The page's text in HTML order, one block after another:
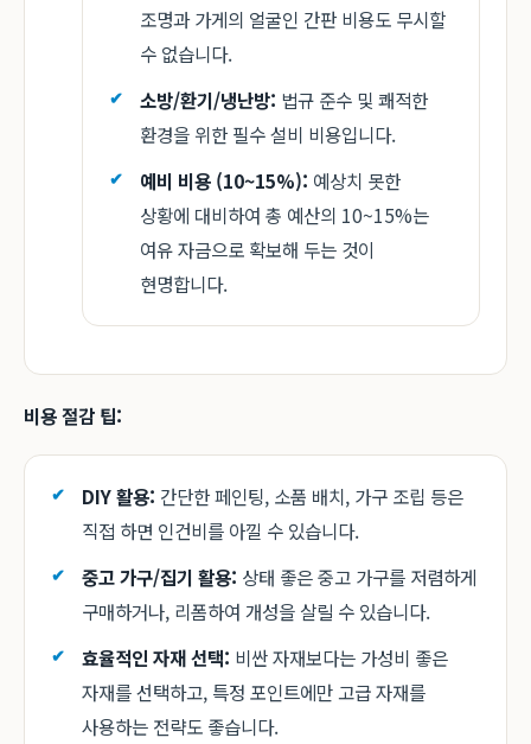
조명과 가게의 얼굴인 간판 비용도 무시할
수 없습니다.
소방/환기/냉난방: 법규 준수 및 쾌적한
환경을 위한 필수 설비 비용입니다.
예비 비용 (10~15%): 예상치 못한
상황에 대비하여 총 예산의 10~15%는
여유 자금으로 확보해 두는 것이
현명합니다.
비용 절감 팁:
DIY 활용: 간단한 페인팅, 소품 배치, 가구 조립 등은
직접 하면 인건비를 아낄 수 있습니다.
중고 가구/집기 활용: 상태 좋은 중고 가구를 저렴하게
구매하거나, 리폼하여 개성을 살릴 수 있습니다.
효율적인 자재 선택: 비싼 자재보다는 가성비 좋은
자재를 선택하고, 특정 포인트에만 고급 자재를
사용하는 전략도 좋습니다.